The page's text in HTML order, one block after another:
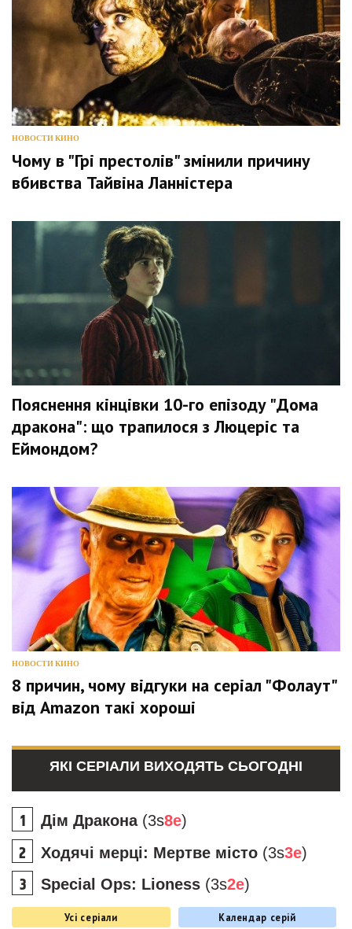
НОВОСТИ КИНО
Чому в "Грі престолів" змінили причину
вбивства Тайвіна Ланністера
Пояснення кінцівки 10-го епізоду "Дома
дракона": що трапилося з Люцеріс та
Еймондом?
НОВОСТИ КИНО
8 причин, чому відгуки на серіал "Фолаут"
від Amazon такі хороші
ЯКІ СЕРІАЛИ ВИХОДЯТЬ СЬОГОДНІ
Дім Дракона(3s8e)
Ходячі мерці: Мертве місто (3s3e)
Special Ops: Lioness (3s2e)
Усі серіали Календар серій